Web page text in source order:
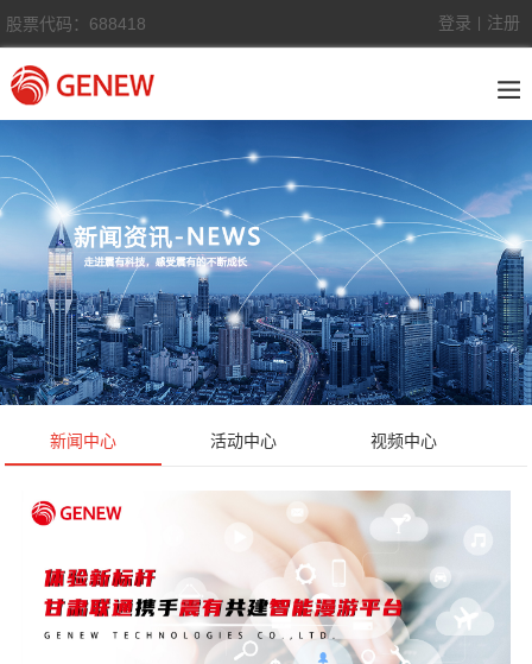
股票代码：688418 登录 注册
新闻中心 活动中心 视频中心